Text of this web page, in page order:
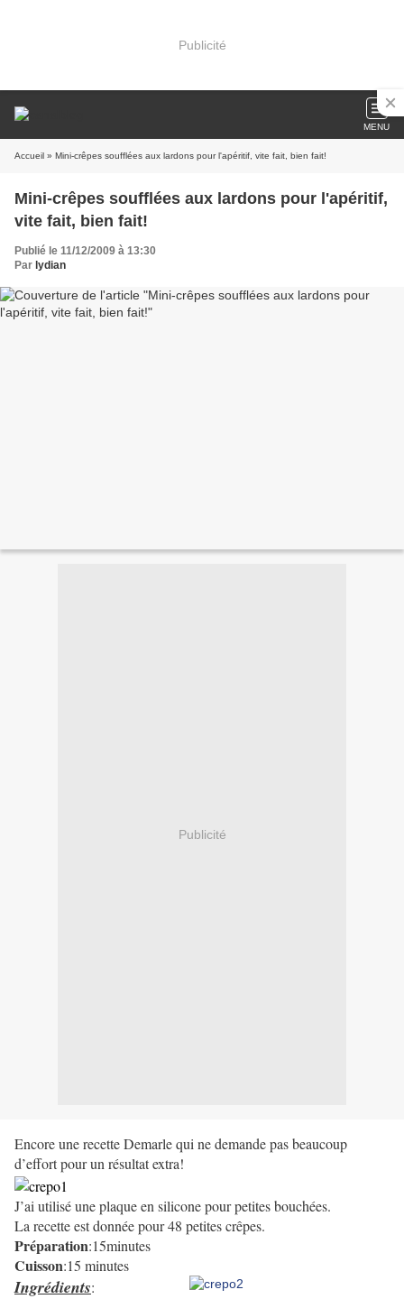
Publicité
MENU
Accueil » Mini-crêpes soufflées aux lardons pour l'apéritif, vite fait, bien fait!
Mini-crêpes soufflées aux lardons pour l'apéritif,
vite fait, bien fait!
Publié le 11/12/2009 à 13:30
Par lydian
Publicité
Encore une recette Demarle qui ne demande pas beaucoup
d’effort pour un résultat extra!
J’ai utilisé une plaque en silicone pour petites bouchées.
La recette est donnée pour 48 petites crêpes.
Préparation:15minutes
Cuisson:15 minutes
Ingrédients: